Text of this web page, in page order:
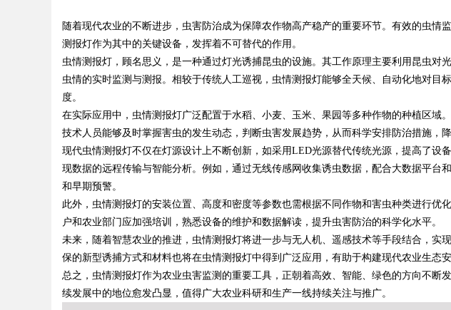
uz
!
随着现代农业的不断进步，虫害防治成为保障农作物高产稳产的重要环节。有效的虫情
测报灯作为其中的关键设备，发挥着不可替代的作用。
虫情测报灯，顾名思义，是一种通过灯光诱捕昆虫的设施。其工作原理主要利用昆虫对
虫情的实时监测与测报。相较于传统人工巡视，虫情测报灯能够全天候、自动化地对目
度。
在实际应用中，虫情测报灯广泛配置于水稻、小麦、玉米、果园等多种作物的种植区域
技术人员能够及时掌握害虫的发生动态，判断虫害发展趋势，从而科学安排防治措施，
现代虫情测报灯不仅在灯源设计上不断创新，如采用LED光源替代传统光源，提高了设
现数据的远程传输与智能分析。例如，通过无线传感网收集诱虫数据，配合大数据平台
和早期预警。
此外，虫情测报灯的安装位置、高度和密度等参数也需根据不同作物和害虫种类进行优
户和农业部门应加强培训，熟悉设备的维护和数据解读，提升虫害防治的科学化水平。
未来，随着智慧农业的推进，虫情测报灯将进一步与无人机、遥感技术等手段结合，实
保的新型诱捕方式和材料也将在虫情测报灯中得到广泛应用，有助于构建现代农业生态安
总之，虫情测报灯作为农业虫害监测的重要工具，正朝着高效、智能、绿色的方向不断
续发展中的地位愈发凸显，值得广大农业科研和生产一线持续关注与推广。
锋力量